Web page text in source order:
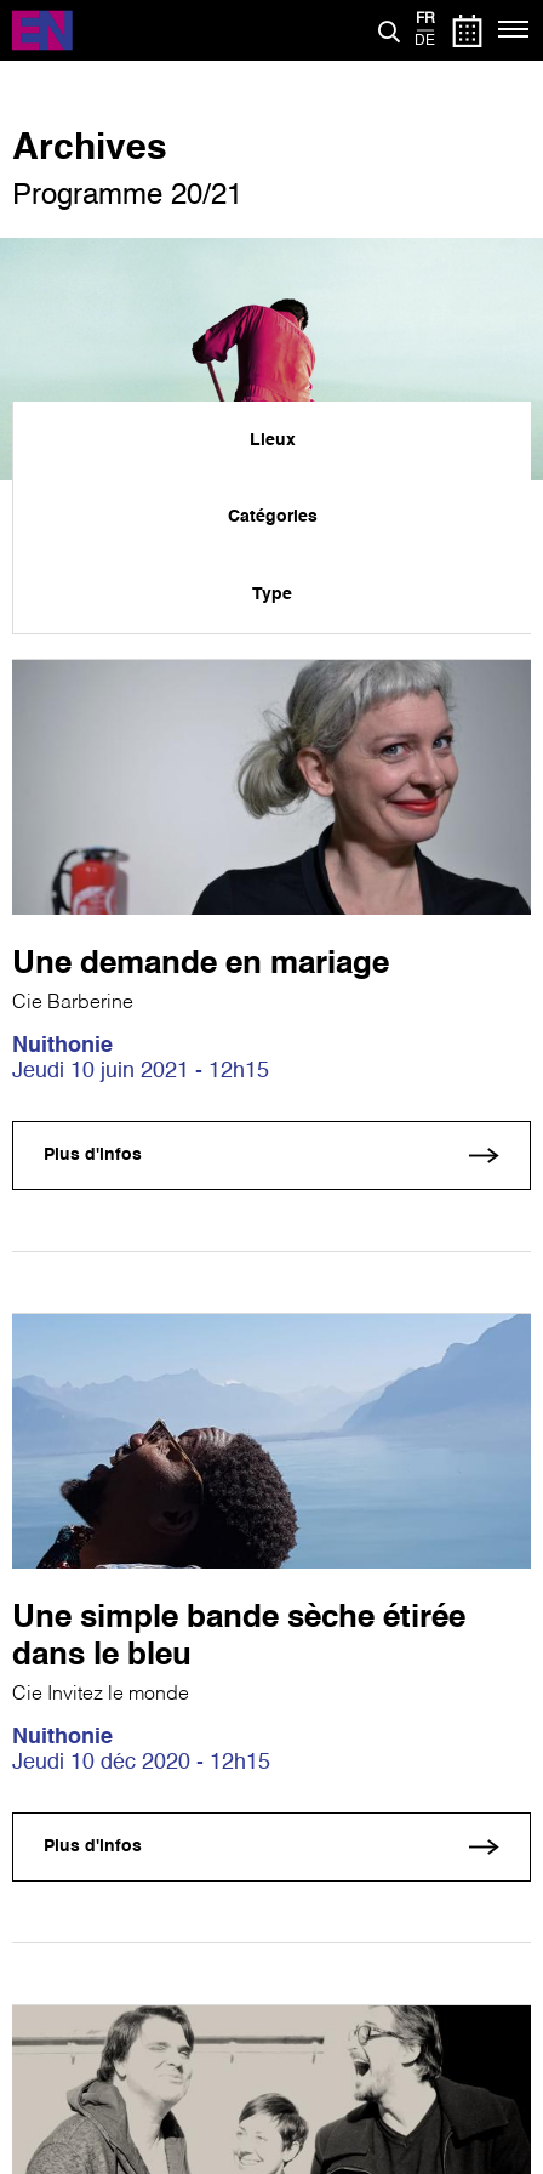
Aller
contenu
FR
DE
Archives
Programme 20/21
Lieux
Catégories
Type
Une demande en mariage
Cie Barberine
Nuithonie
Jeudi 10 juin 2021 - 12h15
Plus d'infos
Une simple bande sèche étirée
dans le bleu
Cie Invitez le monde
Nuithonie
Jeudi 10 déc 2020 - 12h15
Plus d'infos